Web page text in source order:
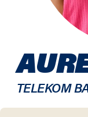
TELEKOM